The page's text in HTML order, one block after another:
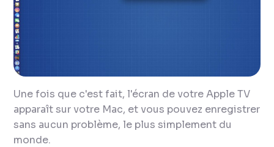
Une fois que c'est fait, l'écran de votre Apple TV
apparaît sur votre Mac, et vous pouvez enregistrer
sans aucun problème, le plus simplement du
monde.